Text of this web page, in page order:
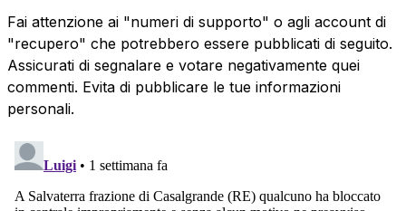
Fai attenzione ai "numeri di supporto" o agli account di
"recupero" che potrebbero essere pubblicati di seguito.
Assicurati di segnalare e votare negativamente quei
commenti. Evita di pubblicare le tue informazioni
personali.